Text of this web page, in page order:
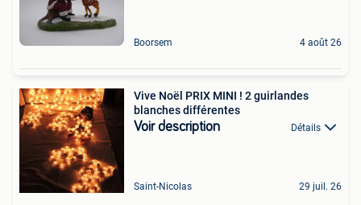
Boorsem 4 août 26
Vive Noël PRIX MINI ! 2 guirlandes
blanches différentes
Voir description Détails
Saint-Nicolas 29 juil. 26